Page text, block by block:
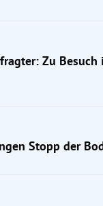
Zu Besuch
Stopp der